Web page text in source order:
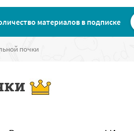
материалов в подписке
почки